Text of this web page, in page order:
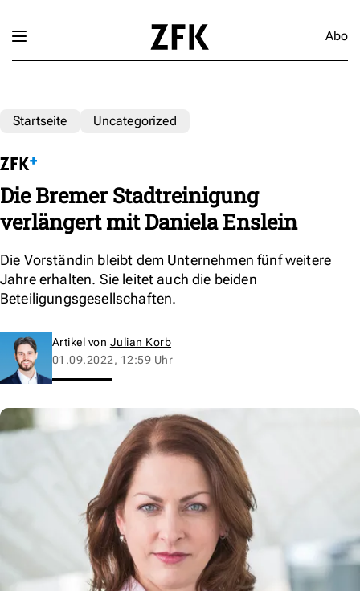
Abo
Startseite Uncategorized
Die Bremer Stadtreinigung
verlängert mit Daniela Enslein
Die Vorständin bleibt dem Unternehmen fünf weitere
Jahre erhalten. Sie leitet auch die beiden
Beteiligungsgesellschaften.
Artikel von Julian Korb
01.09.2022, 12:59 Uhr